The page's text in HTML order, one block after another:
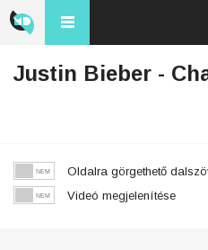
Justin Bieber -
Oldalra görgethető
Videó megjelenítése